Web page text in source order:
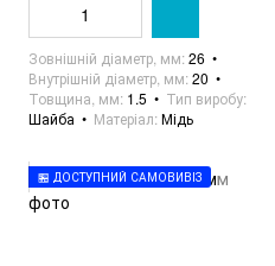
Зовнішній діаметр, мм 26
Внутрішній діаметр, мм 20
Товщина, мм 1.5
Тип виробу
Шайба
Матеріал Мідь
🏪 ДОСТУПНИЙ САМОВИВІЗ